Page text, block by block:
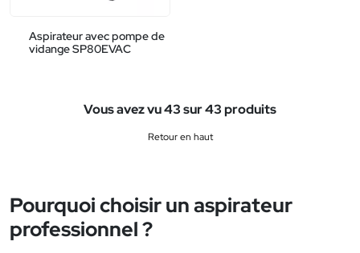
Aspirateur avec pompe de
vidange SP80EVAC
Vous avez vu 43 sur 43 produits
Retour en haut
Pourquoi choisir un aspirateur
professionnel ?